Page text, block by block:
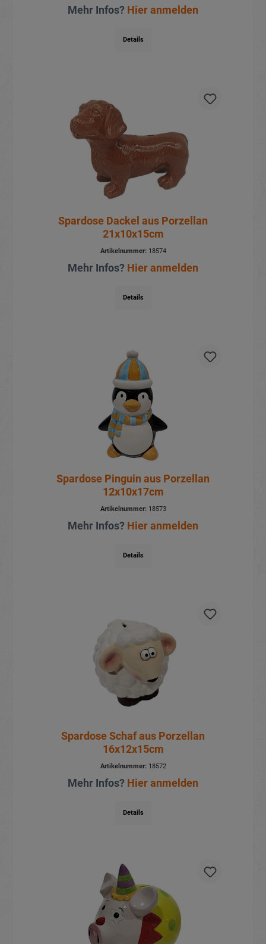
Mehr Infos? Hier anmelden
Details
Spardose Dackel aus Porzellan
21x10x15cm
Artikelnummer:18574
Mehr Infos? Hier anmelden
Details
Spardose Pinguin aus Porzellan
12x10x17cm
Artikelnummer:18573
Mehr Infos? Hier anmelden
Details
Spardose Schaf aus Porzellan
16x12x15cm
Artikelnummer:18572
Mehr Infos? Hier anmelden
Details